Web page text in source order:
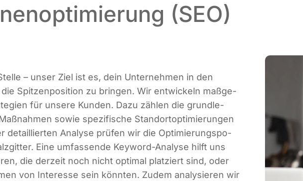
(SEO)
– unser Ziel ist es, dein Unter­neh­men in den
Spit­zen­po­si­ti­on zu brin­gen. Wir ent­wi­ckeln maß­ge­
für unse­re Kun­den. Dazu zäh­len die grund­le­
sowie spe­zi­fi­sche Stand­ort­op­ti­mie­run­gen
detail­lier­ten Ana­ly­se prü­fen wir die Opti­mie­rungs­po­
Eine umfas­sen­de Key­word-Ana­ly­se hilft uns
die der­zeit noch nicht opti­mal plat­ziert sind, oder
von Inter­es­se sein könn­ten. Zudem ana­ly­sie­ren wir